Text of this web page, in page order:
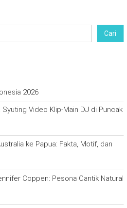
Cari
2026
Video Klip-Main DJ di Puncak
ke Papua: Fakta, Motif, dan
Coppen: Pesona Cantik Natural